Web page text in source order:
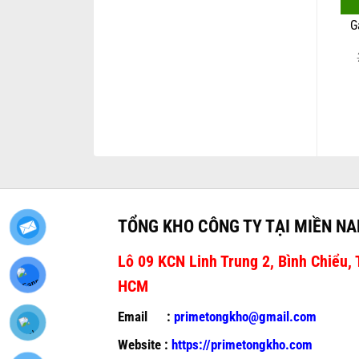
TỔNG KHO CÔNG TY TẠI MIỀN
Lô 09 KCN Linh Trung 2, Bình Chiểu,
HCM
Email : primetongkho@gmail.com
Website : https://primetongkho.com